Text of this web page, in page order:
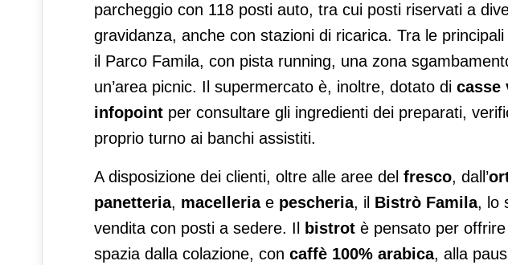
parcheggio con 118 posti auto, tra cui posti riservati a
gravidanza, anche con stazioni di ricarica. Tra le
il Parco Famila, con pista running, una zona
un’area picnic. Il supermercato è, inoltre, dotato di casse
infopoint per consultare gli ingredienti dei preparati,
proprio turno ai banchi assistiti.
A disposizione dei clienti, oltre alle aree del fresco, dall’
panetteria, macelleriae pescheria, il Bistrò Famila, lo
vendita con posti a sedere. Il
bistrot è pensato per
spazia dalla colazione, con caffè 100% arabica, alla